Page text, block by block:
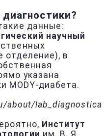
данные:
научный
отделение), в
указана
MODY-диабета.
about/lab_diagnostica
Институт
им. В. Я.